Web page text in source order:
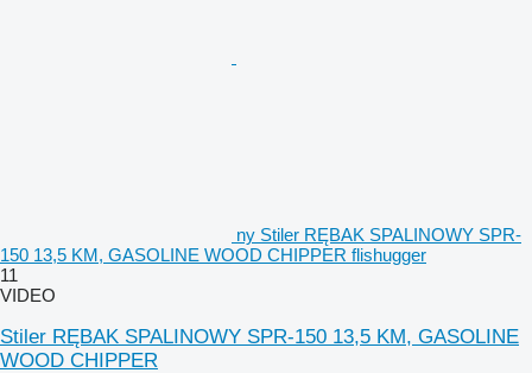
ny Stiler RĘBAK SPALINOWY SPR-
150 13,5 KM, GASOLINE WOOD CHIPPER flishugger
11
VIDEO
Stiler RĘBAK SPALINOWY SPR-150 13,5 KM, GASOLINE
WOOD CHIPPER